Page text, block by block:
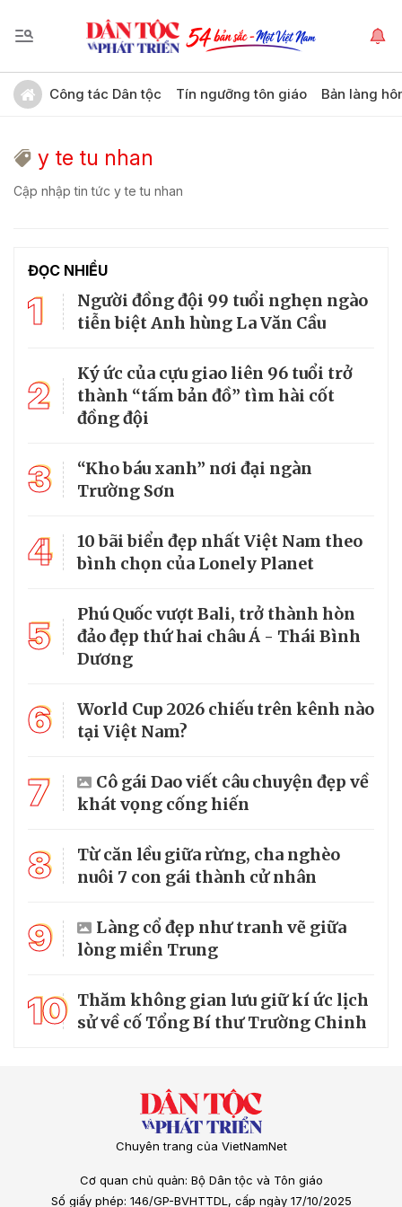
Công tác Dân tộc Tín ngưỡng tôn giáo Bản làng
y te tu nhan
Cập nhập tin tức y te tu nhan
ĐỌC NHIỀU
1
Người đồng đội 99 tuổi nghẹn ngào
tiễn biệt Anh hùng La Văn Cầu
2
Ký ức của cựu giao liên 96 tuổi trở
thành “tấm bản đồ” tìm hài cốt
đồng đội
3
“Kho báu xanh” nơi đại ngàn
Trường Sơn
4
10 bãi biển đẹp nhất Việt Nam theo
bình chọn của Lonely Planet
5
Phú Quốc vượt Bali, trở thành hòn
đảo đẹp thứ hai châu Á - Thái Bình
Dương
6
World Cup 2026 chiếu trên kênh nào
tại Việt Nam?
7
Cô gái Dao viết câu chuyện đẹp về
khát vọng cống hiến
8
Từ căn lều giữa rừng, cha nghèo
nuôi 7 con gái thành cử nhân
9
Làng cổ đẹp như tranh vẽ giữa
lòng miền Trung
10 Thăm không gian lưu giữ kí ức lịch
sử về cố Tổng Bí thư Trường Chinh
Chuyên trang của VietNamNet
Cơ quan chủ quản: Bộ Dân tộc và Tôn giáo
Số giấy phép: 146/GP-BVHTTDL, cấp ngày 17/10/2025